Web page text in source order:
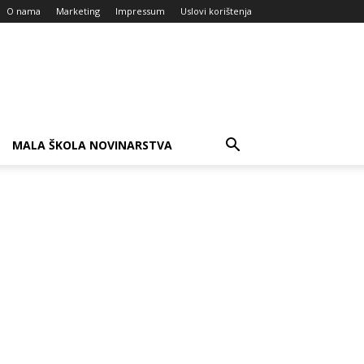
O nama Marketing Impressum Uslovi korištenja
MALA ŠKOLA NOVINARSTVA